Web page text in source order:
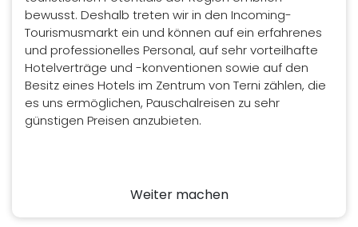
bewusst. Deshalb treten wir in den Incoming-
Tourismusmarkt ein und können auf ein erfahrenes
und professionelles Personal, auf sehr vorteilhafte
Hotelverträge und -konventionen sowie auf den
Besitz eines Hotels im Zentrum von Terni zählen, die
es uns ermöglichen, Pauschalreisen zu sehr
günstigen Preisen anzubieten.
Weiter machen